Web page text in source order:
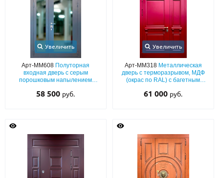
Увеличить
Арт-ММ608 Полуторная
входная дверь с серым
порошковым напылением
стеклопакетами
58 500 руб.
Увеличить
Арт-ММ318 Металлическая
дверь с терморазрывом, МДФ
(окрас по RAL) с багетным
61 000 руб.